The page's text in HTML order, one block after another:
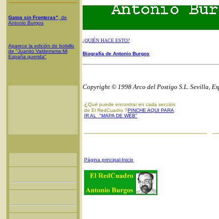
Gatos sin Fronteras" , de
Antonio Burgos
Aparece la edición de bolsillo
de "Juanito Valderrama:Mi
España querida"
¿QUIÉN HACE ESTO?
Biografía de Antonio Burgos
Copyright © 1998 Arco del Postigo S.L. Sevilla,
¿ Qué puede encontrar en cada sección
de El RedCuadro ?PINCHE AQUI PARA
IR AL "MAPA DE WEB"
Página principal-Inicio